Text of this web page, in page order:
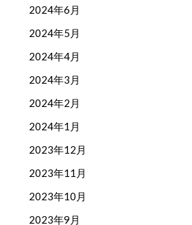
2024年6月
2024年5月
2024年4月
2024年3月
2024年2月
2024年1月
2023年12月
2023年11月
2023年10月
2023年9月